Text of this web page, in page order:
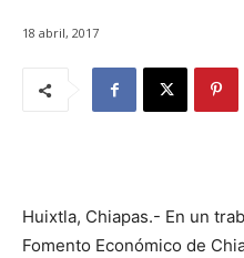
18 abril, 2017
Huixtla, Chiapas.- En un
Fomento Económico de